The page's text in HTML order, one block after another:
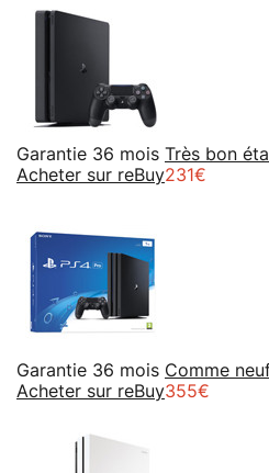
Garantie 36 mois Très bon
Acheter sur reBuy231€
Garantie 36 mois Comme neuf
Acheter sur reBuy355€